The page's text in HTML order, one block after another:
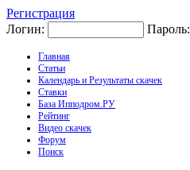
Регистрация
Логин:
Пароль:
Главная
Статьи
Календарь и Результаты скачек
Ставки
База Ипподром.РУ
Рейтинг
Видео скачек
Форум
Поиск